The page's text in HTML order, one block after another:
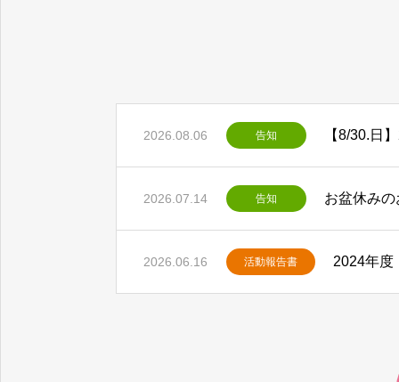
2026.08.06 告知
2026.07.14 告知 お盆休み
2026.06.16 活動報告書 2024年度